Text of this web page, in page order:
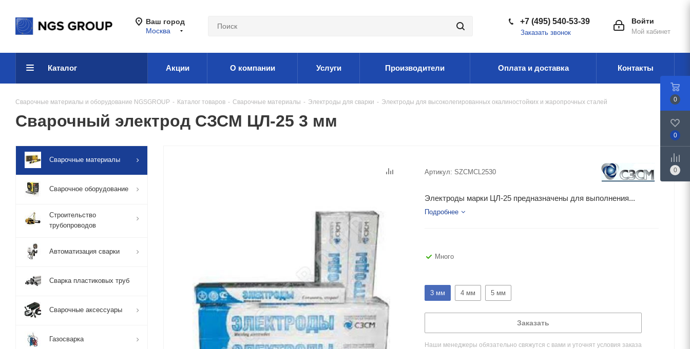
Ваш город
Москва
Войти
Мой кабинет
+7 (495) 540-53-39
Заказать звонок
Каталог Акции О компании Услуги Производители Оплата и доставка Контакты
Сварочные материалы и оборудование NGSGROUP - Каталог товаров - Сварочные материалы - Электроды для сварки - Электроды для высоколегированных окалиностойких и жаропрочных сталей
Сварочный электрод СЗСМ ЦЛ-25 3 мм
Артикул: SZCMCL2530
Электроды марки ЦЛ-25 предназначены для выполнения...
Подробнее
Много
3 мм 4 мм 5 мм
Заказать
Наши менеджеры обязательно свяжутся с вами и уточнят условия заказа
Сварочные материалы
Сварочное оборудование
Строительство
трубопроводов
Автоматизация сварки
Сварка пластиковых труб
Сварочные аксессуары
Газосварка
0
0
0